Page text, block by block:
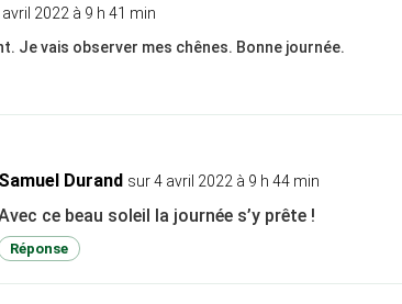
2022 à 9 h 41 min
Je vais observer mes chênes. Bonne journée.
Samuel Durand sur 4 avril 2022 à 9 h 44 min
ce beau soleil la journée s’y prête !
Réponse